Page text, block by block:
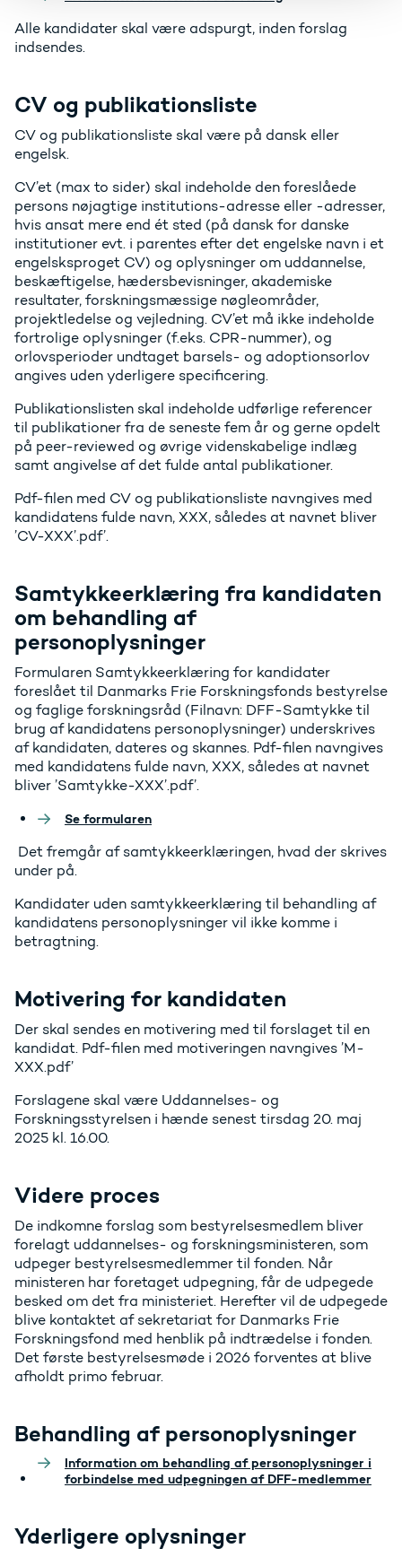
Alle kandidater skal være adspurgt, inden forslag
indsendes.
CV og publikationsliste
CV og publikationsliste skal være på dansk eller
engelsk.
CV’et (max to sider) skal indeholde den foreslåede
persons nøjagtige institutions-adresse eller -adresser,
hvis ansat mere end ét sted (på dansk for danske
institutioner evt. i parentes efter det engelske navn i et
engelsksproget CV) og oplysninger om uddannelse,
beskæftigelse, hædersbevisninger, akademiske
resultater, forskningsmæssige nøgleområder,
projektledelse og vejledning. CV’et må ikke indeholde
fortrolige oplysninger (f.eks. CPR-nummer), og
orlovsperioder undtaget barsels- og adoptionsorlov
angives uden yderligere specificering.
Publikationslisten skal indeholde udførlige referencer
til publikationer fra de seneste fem år og gerne opdelt
på peer-reviewed og øvrige videnskabelige indlæg
samt angivelse af det fulde antal publikationer.
Pdf-filen med CV og publikationsliste navngives med
kandidatens fulde navn, XXX, således at navnet bliver
’CV-XXX’.pdf’.
Samtykkeerklæring fra kandidaten
om behandling af
personoplysninger
Formularen Samtykkeerklæring for kandidater
foreslået til Danmarks Frie Forskningsfonds bestyrelse
og faglige forskningsråd (Filnavn: DFF-Samtykke til
brug af kandidatens personoplysninger) underskrives
af kandidaten, dateres og skannes. Pdf-filen navngives
med kandidatens fulde navn, XXX, således at navnet
bliver ’Samtykke-XXX’.pdf’.
Se formularen
Det fremgår af samtykkeerklæringen, hvad der skrives
under på.
Kandidater uden samtykkeerklæring til behandling af
kandidatens personoplysninger vil ikke komme i
betragtning.
Motivering for kandidaten
Der skal sendes en motivering med til forslaget til en
kandidat. Pdf-filen med motiveringen navngives ’M-
XXX.pdf’
Forslagene skal være Uddannelses- og
Forskningsstyrelsen i hænde senest tirsdag 20. maj
2025 kl. 16.00.
Videre proces
De indkomne forslag som bestyrelsesmedlem bliver
forelagt uddannelses- og forskningsministeren, som
udpeger bestyrelsesmedlemmer til fonden. Når
ministeren har foretaget udpegning, får de udpegede
besked om det fra ministeriet. Herefter vil de udpegede
blive kontaktet af sekretariat for Danmarks Frie
Forskningsfond med henblik på indtrædelse i fonden.
Det første bestyrelsesmøde i 2026 forventes at blive
afholdt primo februar.
Behandling af personoplysninger
Information om behandling af personoplysninger i
forbindelse med udpegningen af DFF-medlemmer
Yderligere oplysninger